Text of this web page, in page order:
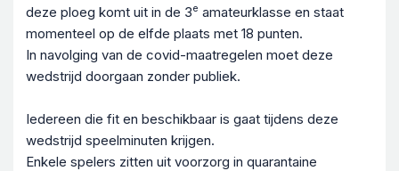
deze ploeg komt uit in de 3e amateurklasse en staat
momenteel op de elfde plaats met 18 punten.
In navolging van de covid-maatregelen moet deze
wedstrijd doorgaan zonder publiek.
Iedereen die fit en beschikbaar is gaat tijdens deze
wedstrijd speelminuten krijgen.
Enkele spelers zitten uit voorzorg in quarantaine